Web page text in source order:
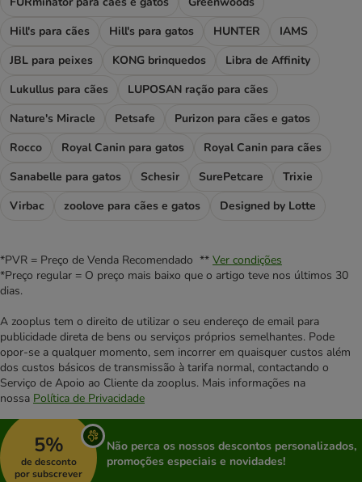
Hill's para cães
Hill's para gatos HUNTER
IAMS
JBL para peixes
KONG brinquedos
Libra de Affinity
Lukullus para cães
LUPOSAN ração para cães
Nature's Miracle
Petsafe
Purizon para cães e gatos
Rocco
Royal Canin para gatos
Royal Canin para cães
Sanabelle para gatos
Schesir SurePetcare
Trixie
Virbac
zoolove para cães e gatos Designed by Lotte
*PVR = Preço de Venda Recomendado ** Ver condições
*Preço regular = O preço mais baixo que o artigo teve nos últimos 30
dias.
A zooplus tem o direito de utilizar o seu endereço de email para
publicidade direta de bens ou serviços próprios semelhantes. Pode
opor-se a qualquer momento, sem incorrer em quaisquer custos além
dos custos básicos de transmissão à tarifa normal, contactando o
Serviço de Apoio ao Cliente da zooplus. Mais informações na
nossa Política de Privacidade
5%
de desconto
por subscrever
Não perca os nossos descontos personalizados,
promoções especiais e novidades!